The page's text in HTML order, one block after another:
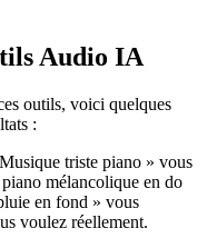
Audio IA
outils, voici quelques
:
triste piano » vous
mélancolique en do
en fond » vous
voulez réellement.